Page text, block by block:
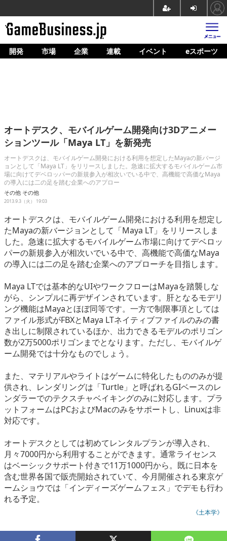
ホーム
企業動向
人材育成
産業政策
連載
イベント/セミナー
eスポーツ
開発 市場 企業 連載 イベント eスポーツ
オートデスク、モバイルゲーム開発向け3Dアニメー
ションツール「Maya LT」を新発売
オートデスクは、モバイルゲーム開発における利用を想定したMayaの新バージ
ョンとして「Maya LT」をリリースしました。急速に拡大するモバイルゲーム市
場に向けてデベロッパーの新規参入が相次いでいる中で、高機能で高価なMaya
の導入には二の足を踏む企業へのアプロー
その他 その他
2013.9.3（火） 19:03
オートデスクは、モバイルゲーム開発における利用を想定し
たMayaの新バージョンとして「Maya LT」をリリースしま
した。急速に拡大するモバイルゲーム市場に向けてデベロッ
パーの新規参入が相次いでいる中で、高機能で高価なMaya
の導入には二の足を踏む企業へのアプローチを目指します。
Maya LTでは基本的なUIやワークフローはMayaを踏襲しな
がら、シンプルに再デザインされています。肝となるモデリ
ング機能はMayaとほぼ同等です。一方で制限事項としては
ファイル形式がFBXとMaya LTネイティブファイルのみの書
き出しに制限されているほか、出力できるモデルのポリゴン
数が2万5000ポリゴンまでとなります。ただし、モバイルゲ
ーム開発では十分なものでしょう。
また、マテリアルやライトはゲームに特化したもののみが提
供され、レンダリングは「Turtle」と呼ばれるGIベースのレ
ンダラーでのテクスチャベイキングのみに対応します。プラ
ットフォームはPCおよびMacのみをサポートし、Linuxは非
対応です。
オートデスクとしては初めてレンタルプランが導入され、
月々7000円から利用することができます。通常ライセンス
はベーシックサポート付きで11万1000円から。既に日本を
含む世界各国で販売開始されていて、今月開催される東京ゲ
ームショウでは「インディーズゲームフェス」でデモも行わ
れる予定。
《土本学》